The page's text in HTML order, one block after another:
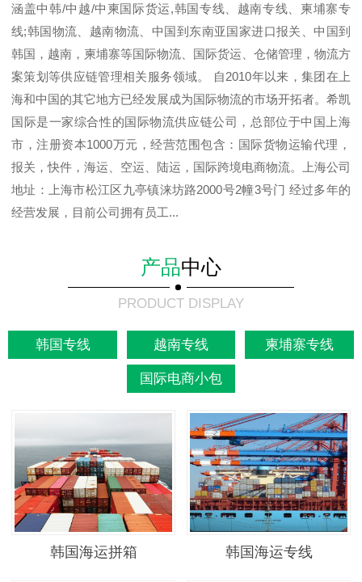
涵盖中韩/中越/中柬国际货运,韩国专线、越南专线、柬埔寨专
线;韩国物流、越南物流、中国到东南亚国家进口报关、中国到
韩国，越南，柬埔寨等国际物流、国际货运、仓储管理，物流方
案策划等供应链管理相关服务领域。 自2010年以来，集团在上
海和中国的其它地方已经发展成为国际物流的市场开拓者。希凯
国际是一家综合性的国际物流供应链公司，总部位于中国上海
市，注册资本1000万元，经营范围包含：国际货物运输代理，
报关，快件，海运、空运、陆运，国际跨境电商物流。上海公司
地址：上海市松江区九亭镇涞坊路2000号2幢3号门 经过多年的
经营发展，目前公司拥有员工...
产品中心
PRODUCT DISPLAY
韩国专线 越南专线 柬埔寨专线
国际电商小包
韩国海运拼箱 韩国海运专线